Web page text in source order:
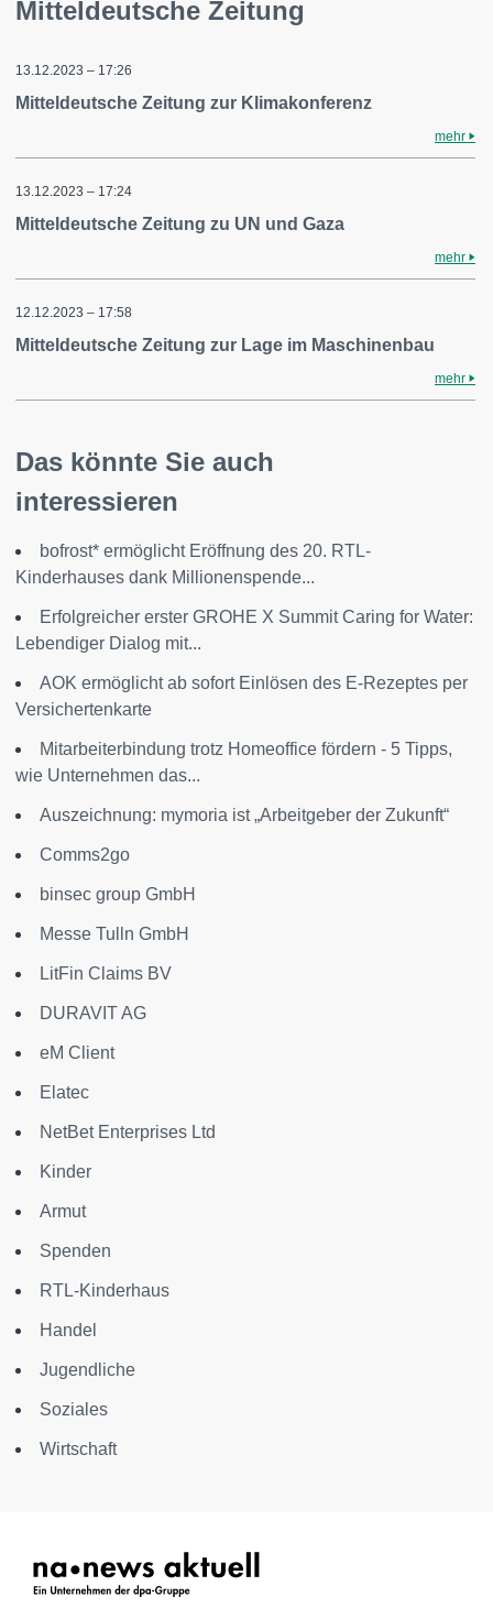
Mitteldeutsche Zeitung
13.12.2023 – 17:26
Mitteldeutsche Zeitung zur Klimakonferenz
mehr
13.12.2023 – 17:24
Mitteldeutsche Zeitung zu UN und Gaza
mehr
12.12.2023 – 17:58
Mitteldeutsche Zeitung zur Lage im Maschinenbau
mehr
Das könnte Sie auch
interessieren
bofrost* ermöglicht Eröffnung des 20. RTL-
Kinderhauses dank Millionenspende...
Erfolgreicher erster GROHE X Summit Caring for Water:
Lebendiger Dialog mit...
AOK ermöglicht ab sofort Einlösen des E-Rezeptes per
Versichertenkarte
Mitarbeiterbindung trotz Homeoffice fördern - 5 Tipps,
wie Unternehmen das...
Auszeichnung: mymoria ist „Arbeitgeber der Zukunft“
Comms2go
binsec group GmbH
Messe Tulln GmbH
LitFin Claims BV
DURAVIT AG
eM Client
Elatec
NetBet Enterprises Ltd
Kinder
Armut
Spenden
RTL-Kinderhaus
Handel
Jugendliche
Soziales
Wirtschaft